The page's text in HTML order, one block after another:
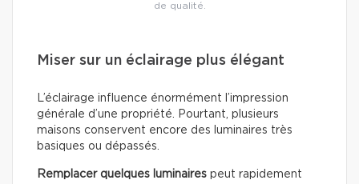
de qualité.
Miser sur un éclairage plus élégant
L’éclairage influence énormément l’impression
générale d’une propriété. Pourtant, plusieurs
maisons conservent encore des luminaires très
basiques ou dépassés.
Remplacer quelques luminaires peut rapidement